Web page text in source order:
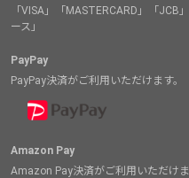
「VISA」「MASTERCARD」「
ース」
PayPay
PayPay決済がご利用いただけます。
Amazon Pay
Amazon Pay決済がご利用いただけま